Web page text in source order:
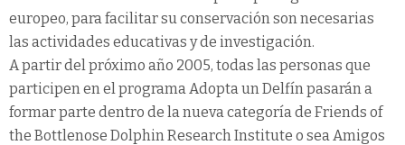
europeo, para facilitar su conservación son necesarias
las actividades educativas y de investigación.
A partir del próximo año 2005, todas las personas que
participen en el programa Adopta un Delfín pasarán a
formar parte dentro de la nueva categoría de Friends of
the Bottlenose Dolphin Research Institute o sea Amigos